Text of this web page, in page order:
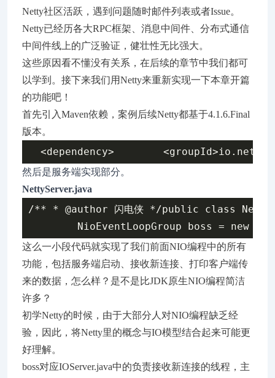
Netty社区活跃，遇到问题随时邮件列表或者Issue。
Netty已经历各大RPC框架、消息中间件、分布式通信
中间件线上的广泛验证，健壮性无比强大。
这些原因看不懂没有关系，在后续的章节中我们都可
以学到。接下来我们用Netty来重新实现一下本章开篇
的功能吧！
首先引入Maven依赖，案例后续Netty都基于4.1.6.Final
版本。
然后是服务端实现部分。
NettyServer.java
/** * @author 闪电侠 */public class
这么一小段代码就实现了我们前面NIO编程中的所有
功能，包括服务端启动、接收新连接、打印客户端传
来的数据，怎么样？是不是比JDK原生NIO编程简洁
许多？
初学Netty的时候，由于大部分人对NIO编程缺乏经
验，因此，将Netty里的概念与IO模型结合起来可能更
好理解。
boss对应IOServer.java中的负责接收新连接的线程，主